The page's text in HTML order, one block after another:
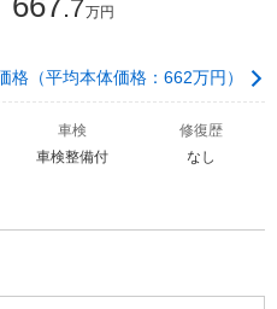
.7万円
格（平均本体価格：662万円）
車検
車検整備付
修復歴
なし